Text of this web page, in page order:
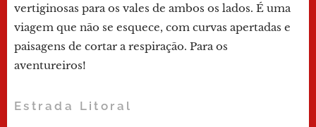
vertiginosas para os vales de ambos os lados. É uma
viagem que não se esquece, com curvas apertadas e
paisagens de cortar a respiração. Para os
aventureiros!
Estrada Litoral